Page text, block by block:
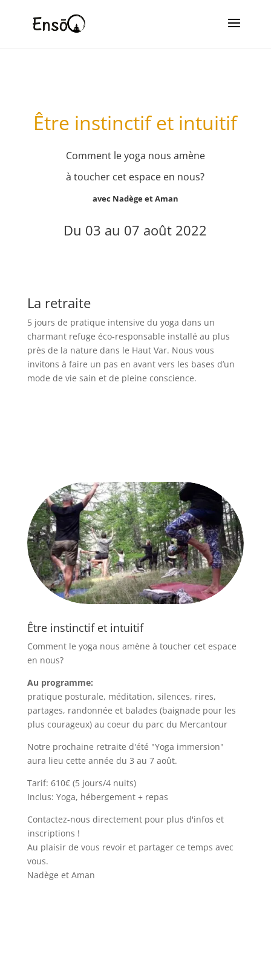
Être instinctif et intuitif
Comment le yoga nous amène
à toucher cet espace en nous?
avec Nadège et Aman
Du 03 au 07 août 2022
La retraite
5 jours de pratique intensive du yoga dans un
charmant refuge éco-responsable installé au plus
près de la nature dans le Haut Var. Nous vous
invitons à faire un pas en avant vers les bases d’un
mode de vie sain et de pleine conscience.
Être instinctif et intuitif
Comment le yoga nous amène à toucher cet espace
en nous?
Au programme:
pratique posturale, méditation, silences, rires,
partages, randonnée et balades (baignade pour les
plus courageux) au coeur du parc du Mercantour
Notre prochaine retraite d'été "Yoga immersion"
aura lieu cette année du 3 au 7 août.
Tarif: 610€ (5 jours/4 nuits)
Inclus: Yoga, hébergement + repas
Contactez-nous directement pour plus d'infos et
inscriptions !
Au plaisir de vous revoir et partager ce temps avec
vous.
Nadège et Aman